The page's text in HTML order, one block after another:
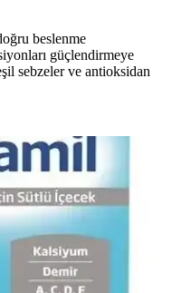
beslenme
güçlendirmeye
sebzeler ve antioksidan